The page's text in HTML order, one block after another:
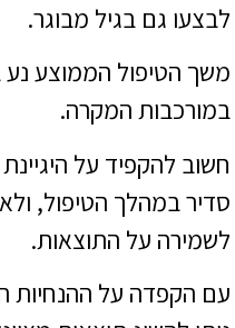
לבצעו גם בגיל מבוגר.
משך הטיפול הממוצע נע
במורכבות המקרה.
חשוב להקפיד על
סדיר במהלך הטיפול,
לשמירה על התוצאות.
עם הקפדה על ההנחיות